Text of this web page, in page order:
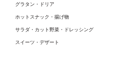
グラタン・ドリア
ホットスナック・揚げ物
サラダ・カット野菜・ドレッシング
スイーツ・デザート